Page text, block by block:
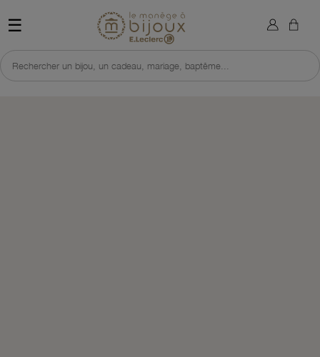
☰ Retour à l'accueil du site
Rechercher un bijou, un cadeau, mariage, baptême...
×